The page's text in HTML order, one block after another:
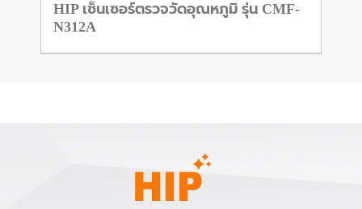
HIP เซ็นเซอร์ตรวจวัดอุณหภูมิ รุ่น CMF-
N312A